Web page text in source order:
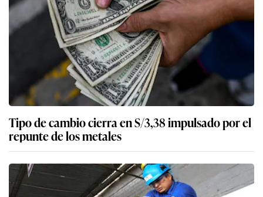
Tipo de cambio cierra en S/3,38 impulsado por el
repunte de los metales